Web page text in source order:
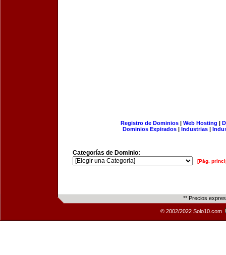
Registro de Dominios| Web Hosting |
Dominios Expirados | Industrias |
Categorías de Dominio:
[Pág.
** Precios
© 2002/2022 Solo10.com